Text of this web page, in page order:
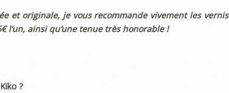
et originale, je vous recommande vivement les vernis
l’un, ainsi qu’une tenue très honorable !
?